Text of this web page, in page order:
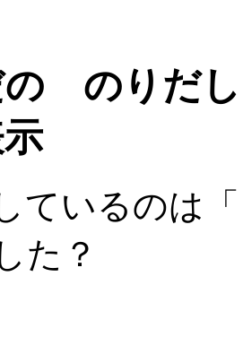
の のりだ
いるのは「
た？